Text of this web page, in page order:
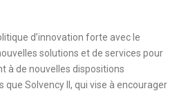
d’innovation forte avec le
solutions et de services pour
à de nouvelles dispositions
Solvency II, qui vise à encourager